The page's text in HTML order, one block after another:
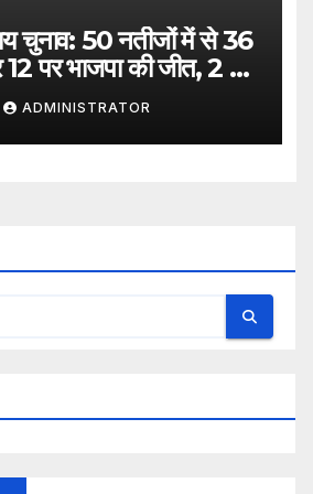
चुनाव: 50 नतीजों में से 36
पर भाजपा की जीत, 2 पर
ADMINISTRATOR